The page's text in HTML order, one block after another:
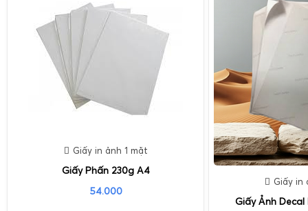
Giấy in ảnh 1 mặt
Giấy Phấn 230g A4
54.000
Giấy in
Giấy Ảnh